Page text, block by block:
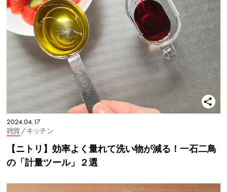
2024.04.17
雑貨/ キッチン
【ニトリ】効率よく量れて洗い物が減る！一石二鳥
の「計量ツール」２選